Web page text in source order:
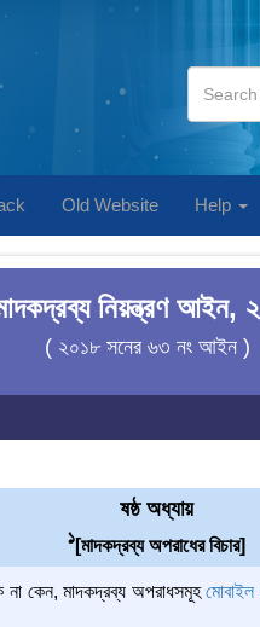
Old Website Help
নিয়ন্ত্রণ আইন,
( ২০১৮ সনের ৬৩ নং আইন )
ষষ্ঠ অধ্যায়
1[মাদকদ্রব্য অপরাধের বিচার]
কেন, মাদকদ্রব্য অপরাধসমূহ